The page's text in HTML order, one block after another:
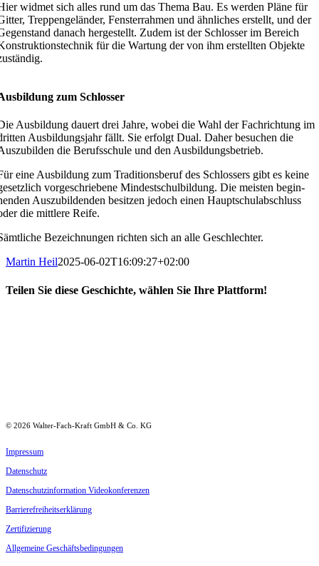
widmet sich alles rund um das Thema Bau. Es werden Pläne für
Treppen­ge­länder, Fenster­rahmen und ähnliches erstellt, und der
danach herge­stellt. Zudem ist der Schlosser im Bereich
für die Wartung der von ihm erstellten Objekte
zum Schlosser
Ausbildung dauert drei Jahre, wobei die Wahl der Fachrichtung im
Ausbil­dungsjahr fällt. Sie erfolgt Dual. Daher besuchen die
die Berufs­schule und den Ausbildungsbetrieb.
eine Ausbildung zum Tradi­ti­ons­beruf des Schlossers gibt es keine
vorge­schriebene Mindest­schul­bildung. Die meisten begin­
Auszu­bil­denden besitzen jedoch einen Haupt­schul­ab­schluss
die mittlere Reife.
Bezeich­nungen richten sich an alle Geschlechter.
Martin Heil2025-06-02T16:09:27+02:00
Teilen Sie diese Geschichte, wählen Sie Ihre Plattform!
© 2026 Walter-Fach-Kraft GmbH & Co. KG
Impressum
Daten­schutz
Daten­schutz­in­for­mation Videokonferenzen
Barrie­re­frei­heits­er­klärung
Zerti­fi­zierung
Allge­meine Geschäftsbedingungen